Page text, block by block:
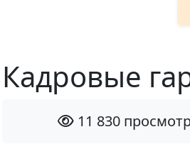
Кадровые
11 830